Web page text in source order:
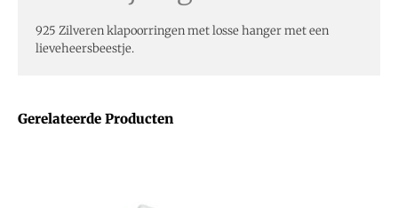
Gerelateerde Producten
925 Zilveren klapoorringen met losse hanger met een
lieveheersbeestje.